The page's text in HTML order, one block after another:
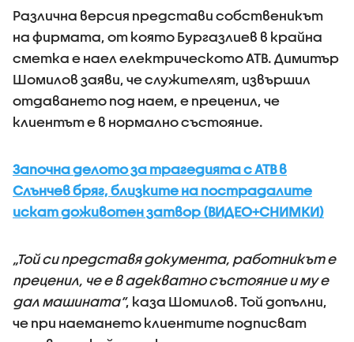
Различна версия представи собственикът
на фирмата, от която Бургазлиев в крайна
сметка е наел електрическото АТВ. Димитър
Шомилов заяви, че служителят, извършил
отдаването под наем, е преценил, че
клиентът е в нормално състояние.
Започна делото за трагедията с АТВ в
Слънчев бряг, близките на пострадалите
искат доживотен затвор (ВИДЕО+СНИМКИ)
„Той си представя документа, работникът е
преценил, че е в адекватно състояние и му е
дал машината“, каза Шомилов. Той допълни,
че при наемането клиентите подписват